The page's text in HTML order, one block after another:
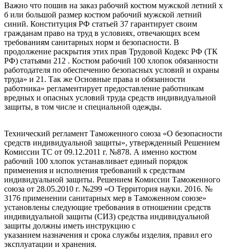
Важно что пошив на заказ рабочий костюм мужской летний х
б или большой размер костюм рабочий мужской летний
синий. Конституция РФ статьей 37 гарантирует своим
гражданам право на труд в условиях, отвечающих всем
требованиям санитарных норм и безопасности. В
продолжение раскрытия этих прав Трудовой Кодекс РФ (ТК
РФ) статьями 212 . Костюм рабочий 100 хлопок обязанности
работодателя по обеспечению безопасных условий и охраны
труда» и 21. Так же Основные права и обязанности
работника» регламентирует предоставление работникам
вредных и опасных условий труда средств индивидуальной
защиты, в том числе и специальной одежды.
Технический регламент Таможенного союза «О безопасности
средств индивидуальной защиты», утвержденный Решением
Комиссии ТС от 09.12.2011 г. №878. А именно костюм
рабочий 100 хлопок устанавливает единый порядок
применения и исполнения требований к средствам
индивидуальной защиты. Решением Комиссии Таможенного
союза от 28.05.2010 г. №299 «О Территория науки. 2016. №
3176 применении санитарных мер в Таможенном союзе»
установлены следующие требования в отношении средств
индивидуальной защиты (СИЗ) средства индивидуальной
защиты должны иметь инструкцию с
указанием назначения и срока службы изделия, правил его
эксплуатации и хранения.